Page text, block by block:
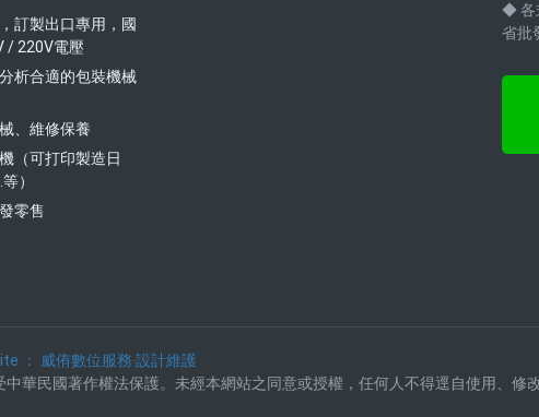
訂製出口專用，國
/ 220V電壓
析合適的包裝機械
、維修保養
（可打印製造日
）
零售
◆ 各
省批
： 威侑數位服務‧設計維護
華民國著作權法保護。未經本網站之同意或授權，任何人不得逕自使用、修